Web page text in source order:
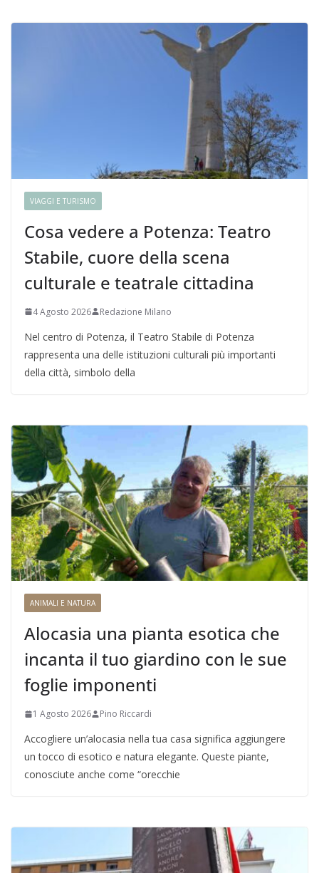
VIAGGI E TURISMO
Cosa vedere a Potenza: Teatro
Stabile, cuore della scena
culturale e teatrale cittadina
4 Agosto 2026 Redazione Milano
Nel centro di Potenza, il Teatro Stabile di Potenza
rappresenta una delle istituzioni culturali più importanti
della città, simbolo della
ANIMALI E NATURA
Alocasia una pianta esotica che
incanta il tuo giardino con le sue
foglie imponenti
1 Agosto 2026 Pino Riccardi
Accogliere un’alocasia nella tua casa significa aggiungere
un tocco di esotico e natura elegante. Queste piante,
conosciute anche come “orecchie